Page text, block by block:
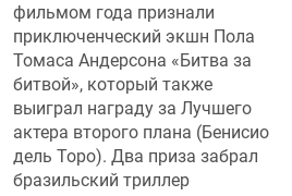
фильмом года признали
приключенческий экшн Пола
Томаса Андерсона «Битва за
битвой», который также
выиграл награду за Лучшего
актера второго плана (Бенисио
дель Торо). Два приза забрал
бразильский триллер